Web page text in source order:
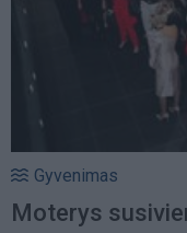
Gyvenimas
Moterys